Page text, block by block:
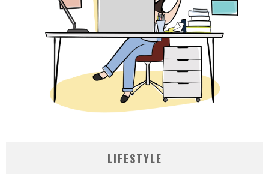
LIFESTYLE